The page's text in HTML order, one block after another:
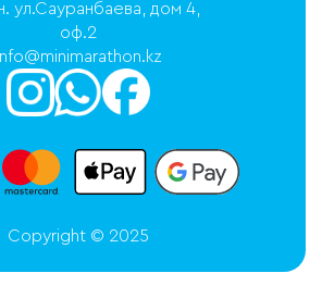
ул.Сауранбаева, дом 4,
оф.2
Copyright © 2025